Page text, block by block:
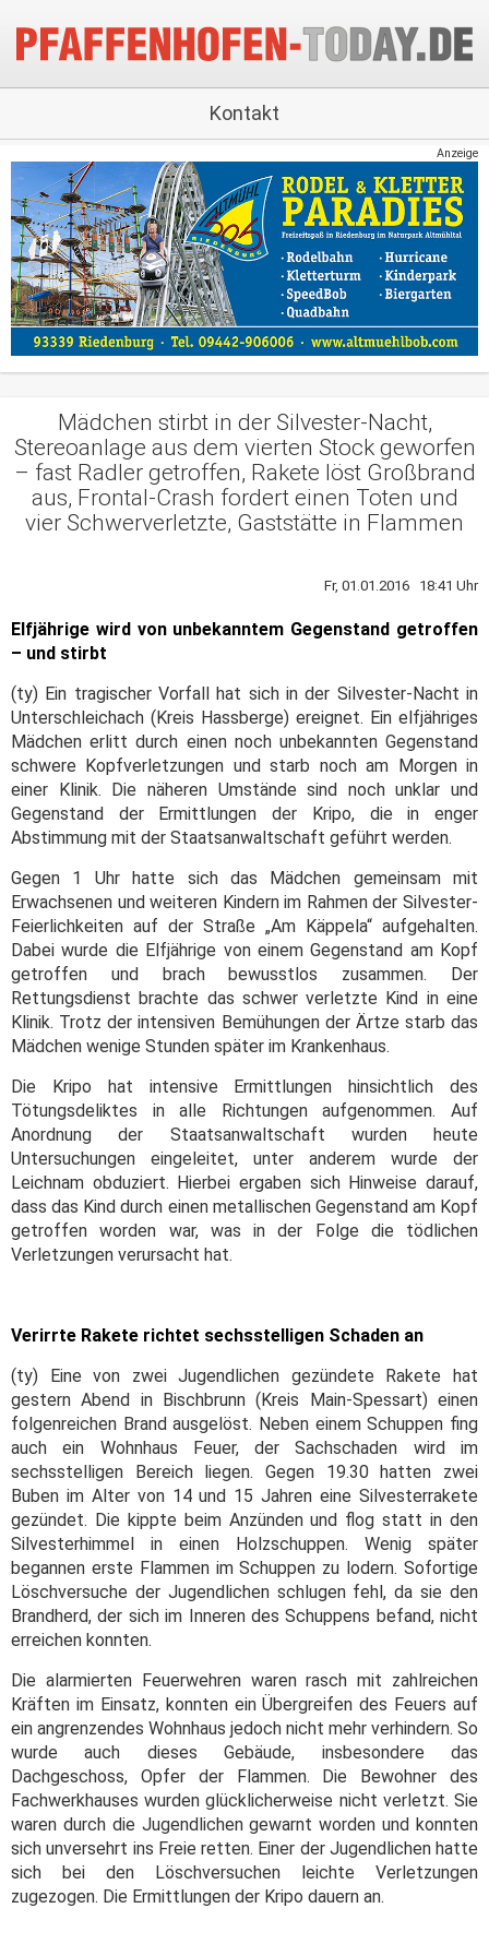
Kontakt
Anzeige
Mädchen stirbt in der Silvester-Nacht,
Stereoanlage aus dem vierten Stock geworfen
– fast Radler getroffen, Rakete löst Großbrand
aus, Frontal-Crash fordert einen Toten und
vier Schwerverletzte, Gaststätte in Flammen
Fr, 01.01.2016 18:41 Uhr
Elfjährige wird von unbekanntem Gegenstand getroffen
– und stirbt
(ty) Ein tragischer Vorfall hat sich in der Silvester-Nacht in
Unterschleichach (Kreis Hassberge) ereignet. Ein elfjähriges
Mädchen erlitt durch einen noch unbekannten Gegenstand
schwere Kopfverletzungen und starb noch am Morgen in
einer Klinik. Die näheren Umstände sind noch unklar und
Gegenstand der Ermittlungen der Kripo, die in enger
Abstimmung mit der Staatsanwaltschaft geführt werden.
Gegen 1 Uhr hatte sich das Mädchen gemeinsam mit
Erwachsenen und weiteren Kindern im Rahmen der Silvester-
Feierlichkeiten auf der Straße „Am Käppela“ aufgehalten.
Dabei wurde die Elfjährige von einem Gegenstand am Kopf
getroffen und brach bewusstlos zusammen. Der
Rettungsdienst brachte das schwer verletzte Kind in eine
Klinik. Trotz der intensiven Bemühungen der Ärtze starb das
Mädchen wenige Stunden später im Krankenhaus.
Die Kripo hat intensive Ermittlungen hinsichtlich des
Tötungsdeliktes in alle Richtungen aufgenommen. Auf
Anordnung der Staatsanwaltschaft wurden heute
Untersuchungen eingeleitet, unter anderem wurde der
Leichnam obduziert. Hierbei ergaben sich Hinweise darauf,
dass das Kind durch einen metallischen Gegenstand am Kopf
getroffen worden war, was in der Folge die tödlichen
Verletzungen verursacht hat.
Verirrte Rakete richtet sechsstelligen Schaden an
(ty) Eine von zwei Jugendlichen gezündete Rakete hat
gestern Abend in Bischbrunn (Kreis Main-Spessart) einen
folgenreichen Brand ausgelöst. Neben einem Schuppen fing
auch ein Wohnhaus Feuer, der Sachschaden wird im
sechsstelligen Bereich liegen. Gegen 19.30 hatten zwei
Buben im Alter von 14 und 15 Jahren eine Silvesterrakete
gezündet. Die kippte beim Anzünden und flog statt in den
Silvesterhimmel in einen Holzschuppen. Wenig später
begannen erste Flammen im Schuppen zu lodern. Sofortige
Löschversuche der Jugendlichen schlugen fehl, da sie den
Brandherd, der sich im Inneren des Schuppens befand, nicht
erreichen konnten.
Die alarmierten Feuerwehren waren rasch mit zahlreichen
Kräften im Einsatz, konnten ein Übergreifen des Feuers auf
ein angrenzendes Wohnhaus jedoch nicht mehr verhindern. So
wurde auch dieses Gebäude, insbesondere das
Dachgeschoss, Opfer der Flammen. Die Bewohner des
Fachwerkhauses wurden glücklicherweise nicht verletzt. Sie
waren durch die Jugendlichen gewarnt worden und konnten
sich unversehrt ins Freie retten. Einer der Jugendlichen hatte
sich bei den Löschversuchen leichte Verletzungen
zugezogen. Die Ermittlungen der Kripo dauern an.